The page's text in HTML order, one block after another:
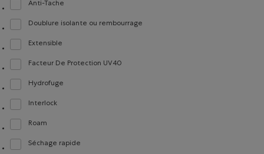
Anti-Tache
Classer selon Composition : Anti-Tache(StainResistant)
Doublure isolante ou rembourrage
Classer selon Composition : Doublureisolanteourembourrage(InsulationorFill)
Extensible
Classer selon Composition : Extensible(Stretch)
Facteur De Protection UV40
Classer selon Composition : FacteurDeProtectionUV40(UVProtectionUPF40)
Hydrofuge
Classer selon Composition : Hydrofuge(WaterRepellent/Resistent)
Interlock
Classer selon Composition : Interlock(Interlock)
Roam
Classer selon Composition : Roam(Roam)
Séchage rapide
Classer selon Composition : Séchagerapide(QuickDry)